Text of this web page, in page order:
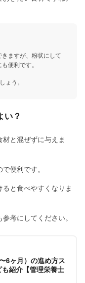
ますが、粉状にして
便利です。
ょう。
い？
と混ぜずに与えま
便利です。
と食べやすくなりま
考にしてください。
6ヶ月）の進め方ス
紹介【管理栄養士